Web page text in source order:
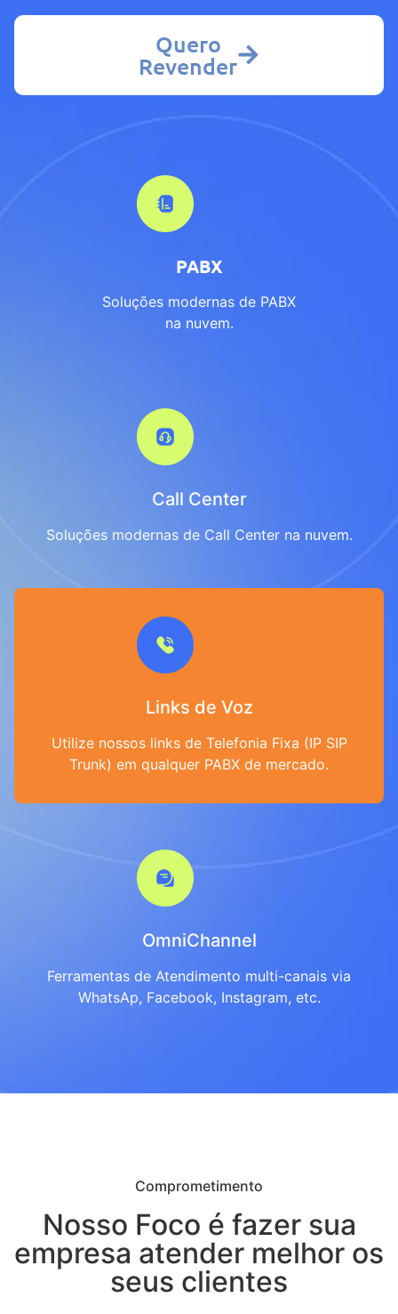
Links de Voz
Utilize nossos links de Telefonia Fixa (IP SIP
Trunk) em qualquer PABX de mercado.
OmniChannel
Ferramentas de Atendimento multi-canais via
WhatsAp, Facebook, Instagram, etc.
PABX
Soluções modernas de PABX
na nuvem.
Call Center
Soluções modernas de Call Center na nuvem.
Quero
Revender
Comprometimento
Nosso Foco é fazer sua
empresa atender melhor os
seus clientes